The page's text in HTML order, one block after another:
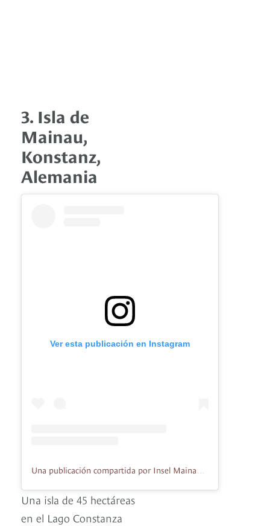
3. Isla de
Mainau,
Konstanz,
Alemania
Ver esta publicación en Instagram
Una isla de 45 hectáreas
en el Lago Constanza